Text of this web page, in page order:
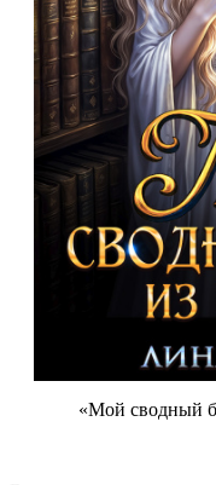
«Мой сводный